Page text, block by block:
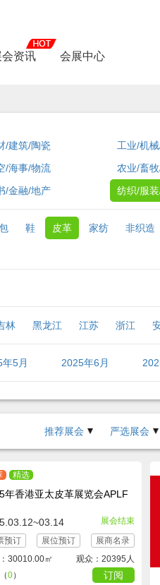
会资讯 会展中心
/建筑/陶瓷 工业/机
/海事/物流 农业/畜
/金融/地产 纺织/服
鞋 皮革 家纺 非织造
林 黑龙江 江苏 浙江
5月 2025年6月
推荐展会 严选展会
精选
年香港亚太皮革展览会APLF
展会结束
预订
展位预订
展商名录
30010.00㎡
观众：20395人
0） 订阅